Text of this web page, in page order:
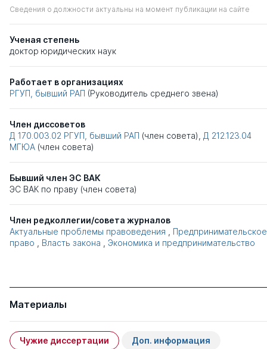
Сведения о должности актуальны на момент публикации на сайте
Ученая степень
доктор юридических наук
Работает в организациях
РГУП, бывший РАП (Руководитель среднего звена)
Член диссоветов
Д 170.003.02 РГУП, бывший РАП (член совета), Д 212.123.04
МГЮА (член совета)
Бывший член ЭС ВАК
ЭС ВАК по праву (член совета)
Член редколлегии/совета журналов
Актуальные проблемы правоведения
Предпринимательское
право
Власть закона Экономика и предпринимательство
Материалы
Чужие диссертации Доп. информация